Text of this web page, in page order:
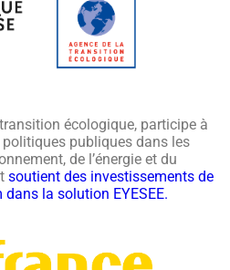
transition écologique, participe à
publiques dans les
de l’énergie et du
soutient des investissements de
la solution EYESEE.